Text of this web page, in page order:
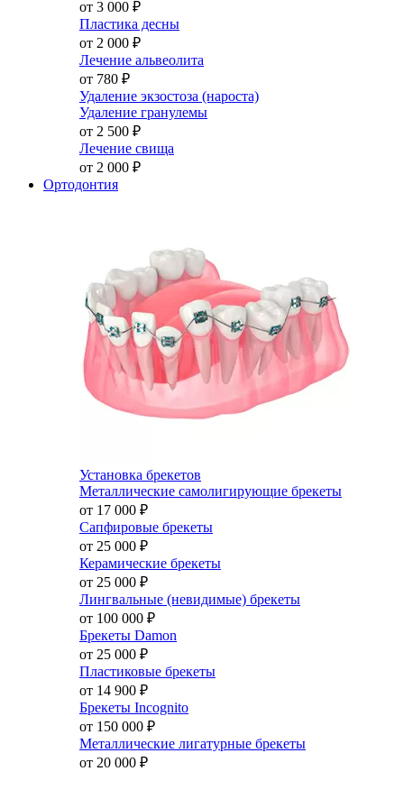
от 3 000 ₽
Пластика десны
от 2 000 ₽
Лечение альвеолита
от 780 ₽
Удаление экзостоза (нароста)
Удаление гранулемы
от 2 500 ₽
Лечение свища
от 2 000 ₽
Ортодонтия
Установка брекетов
Металлические самолигирующие брекеты
от 17 000 ₽
Сапфировые брекеты
от 25 000 ₽
Керамические брекеты
от 25 000 ₽
Лингвальные (невидимые) брекеты
от 100 000 ₽
Брекеты Damon
от 25 000 ₽
Пластиковые брекеты
от 14 900 ₽
Брекеты Incognito
от 150 000 ₽
Металлические лигатурные брекеты
от 20 000 ₽